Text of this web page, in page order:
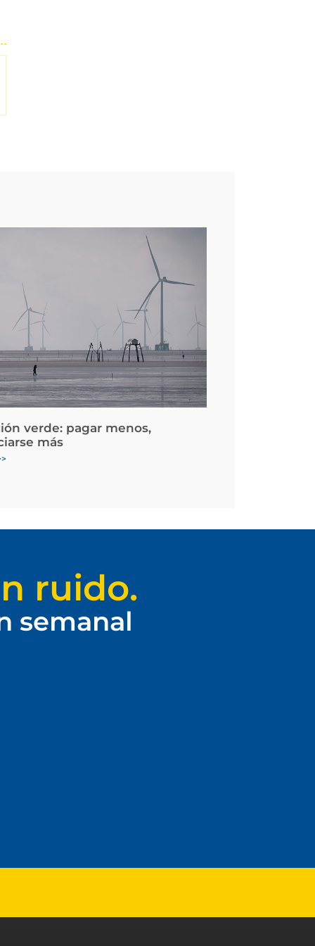
verde: pagar menos,
más
ruido.
semanal